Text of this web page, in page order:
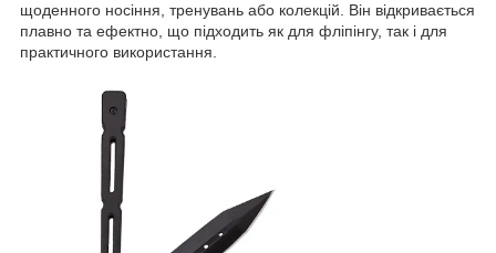
щоденного носіння, тренувань або колекцій. Він відкривається
плавно та ефектно, що підходить як для фліпінгу, так і для
практичного використання.